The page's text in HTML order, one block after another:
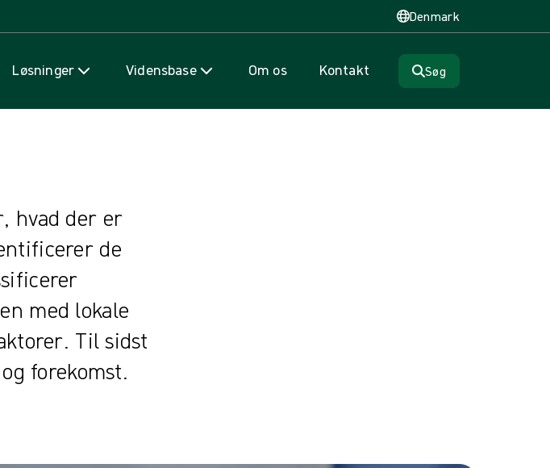
Denmark
Løsninger Vidensbase Om os Kontakt Søg
hvad der er
de
med lokale
Til sidst
forekomst.